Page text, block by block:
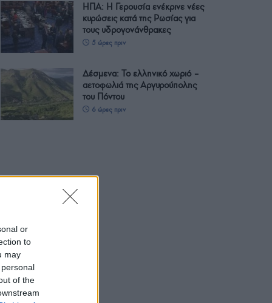
or
to
may
of the
ΗΠΑ: Η Γερουσία ενέκρινε νέες
κυρώσεις κατά της Ρωσίας για
τους υδρογονάνθρακες
5 ώρες πριν
Δέσμενα: Το ελληνικό χωριό –
αετοφωλιά της Αργυρούπολης
του Πόντου
6 ώρες πριν